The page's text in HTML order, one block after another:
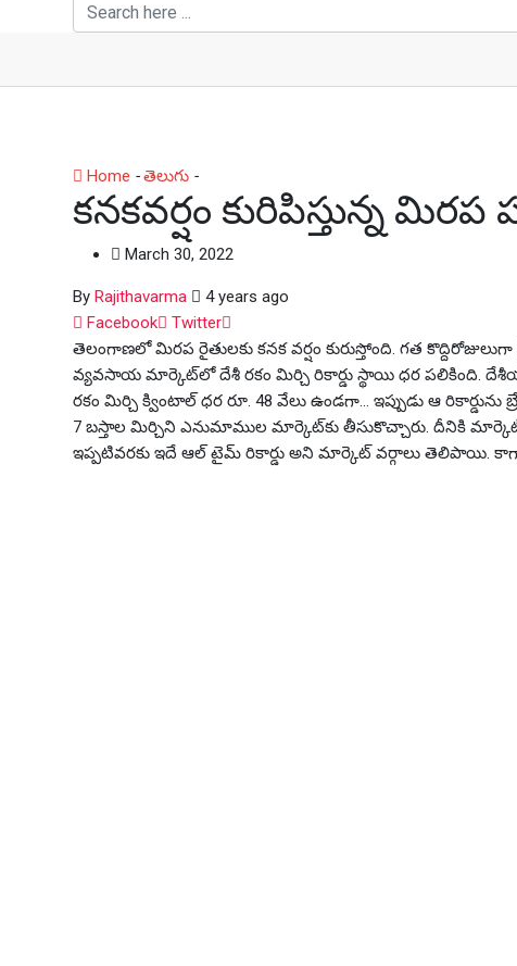
Home -తెలుగు -
కనకవర్షం కురిపిస్తున్న
March 30, 2022
By Rajithavarma
4 years ago
Facebook
Twitter
తెలంగాణలో మిరప రైతులకు కనక వర్షం కురుస్తోంది. గత
వ్యవసాయ మార్కెట్‌లో దేశీ రకం మిర్చి రికార్డు స్థాయి ధర పలికింది. దేశీయ
రకం మిర్చి క్వింటాల్ ధర రూ. 48 వేలు ఉండగా… ఇప్పుడు ఆ
7 బస్తాల మిర్చిని ఎనుమాముల మార్కెట్‌కు తీసుకొచ్చారు. దీనికి
ఇప్పటివరకు ఇదే ఆల్ టైమ్ రికార్డు అని మార్కెట్‌ వర్గాలు తెలిపాయి. కాగా,